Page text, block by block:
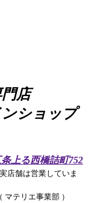
店
ショップ
上る西橋詰町752
実店舗は営業していま
（ マテリエ事業部 ）